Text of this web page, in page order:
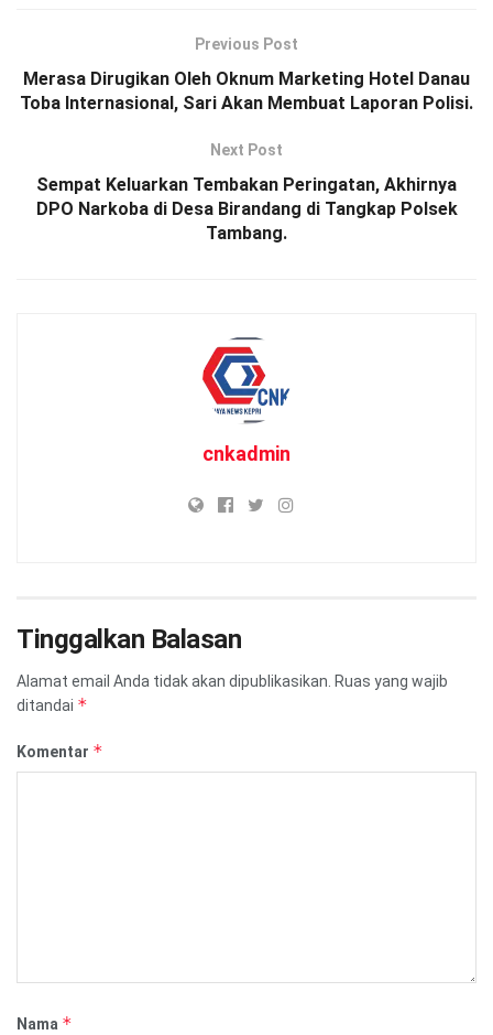
Previous Post
Merasa Dirugikan Oleh Oknum Marketing Hotel Danau
Toba Internasional, Sari Akan Membuat Laporan Polisi.
Next Post
Sempat Keluarkan Tembakan Peringatan, Akhirnya
DPO Narkoba di Desa Birandang di Tangkap Polsek
Tambang.
cnkadmin
Tinggalkan Balasan
Alamat email Anda tidak akan dipublikasikan. Ruas yang wajib
ditandai *
Komentar *
Nama *